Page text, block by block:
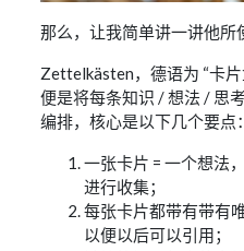
那么，让我简单讲一讲他所
Zettelkästen，德语为 “卡片
便是将每条知识 / 想法 / 思
编排，核心是以下几个要点：
一张卡片 = 一个想法
进行收集；
每张卡片都带有带有
以便以后可以引用；